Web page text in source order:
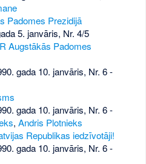
Padomes Prezidijā
5. janvāris, Nr. 4/5
Augstākās Padomes
gada 10. janvāris, Nr. 6-
gada 10. janvāris, Nr. 6-
, Andris Plotnieks
Republikas iedzīvotāji!
gada 10. janvāris, Nr. 6-